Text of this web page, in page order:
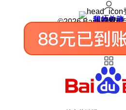
我的关注
我的收藏
皮肤中心
用户反馈
设置
©2026 Baidu 使用